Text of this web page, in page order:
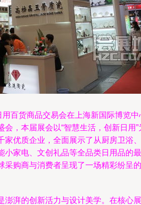
百货商品交易会在上海新国际博览中
，本届展会以“智慧生活，创新日用”
家优质企业，全面展示了从厨房卫浴、
小家电、文创礼品等全品类日用品的最
采购商与消费者呈现了一场精彩纷呈的
澎湃的创新活力与设计美学。在核心展